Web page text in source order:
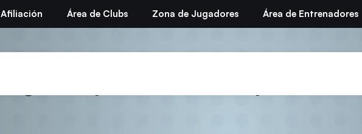
Afiliación Área de Clubs Zona de Jugadores Área de Entrenadores